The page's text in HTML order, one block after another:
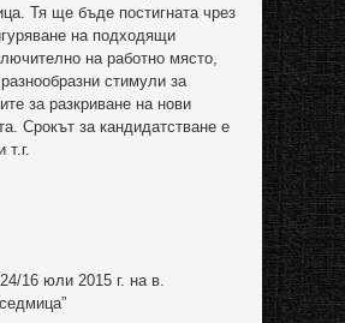
Тя ще бъде постигната чрез
на подходящи
на работно място,
стимули за
за разкриване на нови
Срокът за кандидатстване е
т.г.
16 юли 2015 г. на в.